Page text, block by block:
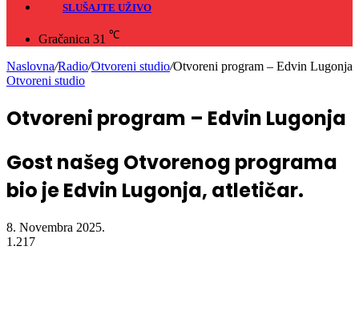
SLUŠAJTE UŽIVO
Gračanica 31 ℃
Naslovna/Radio/Otvoreni studio/Otvoreni program – Edvin Lugonja
Otvoreni studio
Otvoreni program – Edvin Lugonja
Gost našeg Otvorenog programa
bio je Edvin Lugonja, atletičar.
8. Novembra 2025.
1.217